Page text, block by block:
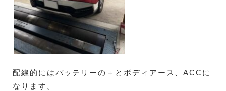
配線的にはバッテリーの＋とボディアース、ACCに
なります。